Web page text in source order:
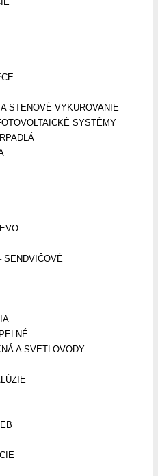
STENOVÉ VYKUROVANIE
SYSTÉMY
SENDVIČOVÉ
A SVETLOVODY